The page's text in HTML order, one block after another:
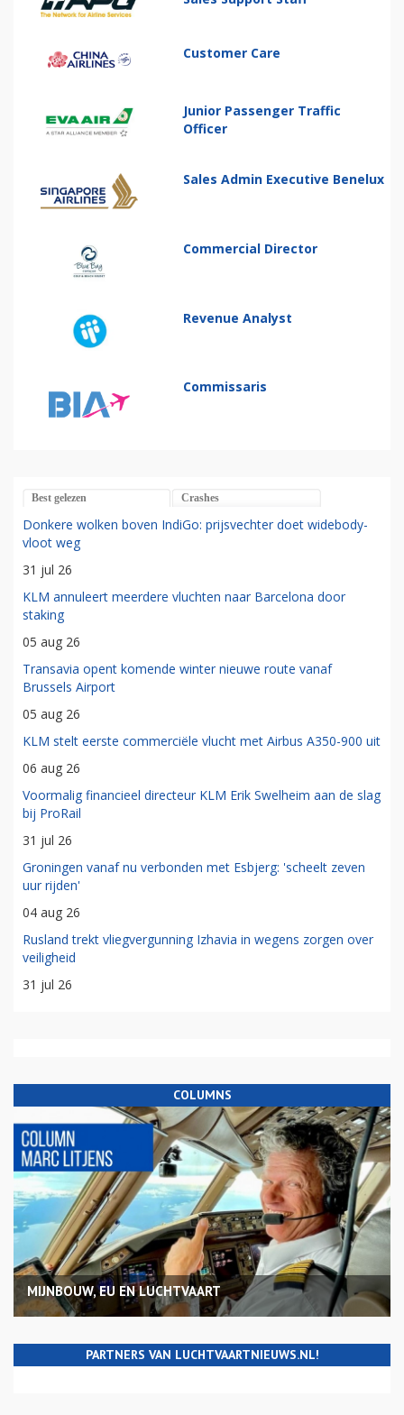
Customer Care
Junior Passenger Traffic
Officer
Sales Admin Executive Benelux
Commercial Director
Revenue Analyst
Commissaris
Best gelezen Crashes
Donkere wolken boven IndiGo: prijsvechter doet widebody-
vloot weg
31 jul 26
KLM annuleert meerdere vluchten naar Barcelona door
staking
05 aug 26
Transavia opent komende winter nieuwe route vanaf
Brussels Airport
05 aug 26
KLM stelt eerste commerciële vlucht met Airbus A350-900 uit
06 aug 26
Voormalig financieel directeur KLM Erik Swelheim aan de slag
bij ProRail
31 jul 26
Groningen vanaf nu verbonden met Esbjerg: 'scheelt zeven
uur rijden'
04 aug 26
Rusland trekt vliegvergunning Izhavia in wegens zorgen over
veiligheid
31 jul 26
COLUMNS
MIJNBOUW, EU EN LUCHTVAART
PARTNERS VAN LUCHTVAARTNIEUWS.NL!